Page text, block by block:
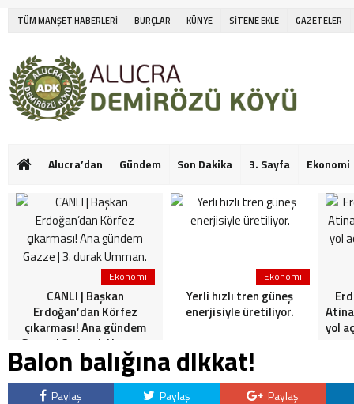
TÜM MANŞET HABERLERİ BURÇLAR KÜNYE SİTENE EKLE GAZETELER
Alucra’dan Gündem Son Dakika 3. Sayfa Ekonomi
Ekonomi
CANLI | Başkan
Erdoğan’dan Körfez
çıkarması! Ana gündem
Gazze | 3. durak Umman.
Ekonomi
Yerli hızlı tren güneş
enerjisiyle üretiliyor.
yol
Balon balığına dikkat!
Paylaş Paylaş Paylaş